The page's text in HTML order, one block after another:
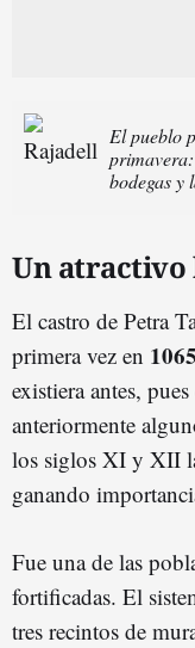
El pueblo
bodegas y
Un
El castro de Petra
primera vez en
existiera antes,
anteriormente
los siglos XI y XII
ganando
Fue una de las
fortificadas. El
tres recintos de